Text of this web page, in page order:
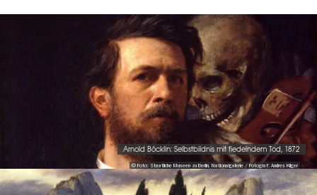
© Foto: Staatliche Museen zu Berlin, Nationalgalerie / Fotograf: Andres Kilger
Arnold Böcklin: Selbstbildnis mit fiedelndem Tod, 1872